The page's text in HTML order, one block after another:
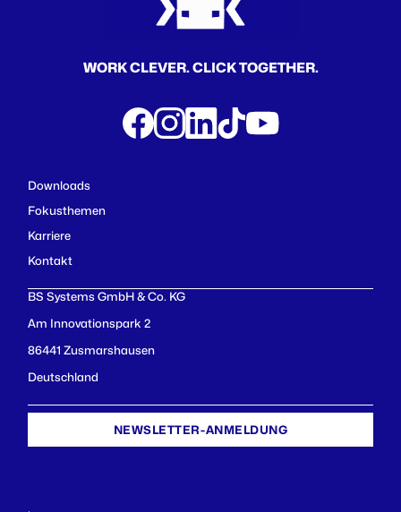
WORK CLEVER. CLICK TOGETHER.
Downloads
Fokusthemen
Karriere
Kontakt
BS Systems GmbH & Co. KG
Am Innovationspark 2
86441 Zusmarshausen
Deutschland
NEWSLETTER-ANMELDUNG